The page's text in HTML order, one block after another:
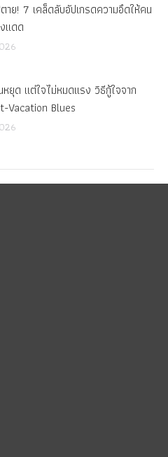
าย! 7 เคล็ดลับอัปเกรดความอึดให้คน
แดด
หยุด แต่ใจไม่หมดแรง วิธีกู้ใจจาก
Vacation Blues